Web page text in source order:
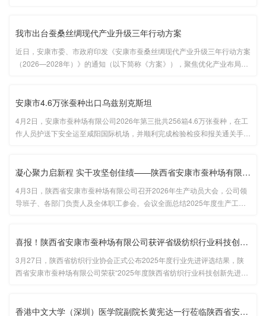
···...
我市出台蚕桑丝绸现代产业升级三年行动方案
近日，安康市委、市政府印发《安康市蚕桑丝绸现代产业升级三年行动方案
（2026—2028年）》的通知（以下简称《方案》），聚焦优化产业布局、
安康市4.6万张蚕种出口乌兹别克斯坦
4月2日，安康市蚕种场有限公司2026年第三批共256箱4.6万张蚕种，在工
作人员护送下安全运至咸阳国际机场，并顺利完成检验检疫和报关通关手
凝心聚力启新程 实干攻坚创佳绩——陕西省安康市蚕种场有限公司召···
4月3日，陕西省安康市蚕种场有限公司召开2026年生产动员大会，公司领
导班子、各部门负责人及全体职工参会。会议全面总结2025年度生产工作
喜报！陕西省安康市蚕种场有限公司获评省级纺织行业科技创新先进···
3月27日，陕西省纺织行业协会正式公布2025年度行业先进评选结果，陕
西省安康市蚕种场有限公司荣获“2025年度陕西省纺织行业科技创新先进单
香港中文大学（深圳）医学院副院长黄宪达一行莅临陕西省安康市蚕···